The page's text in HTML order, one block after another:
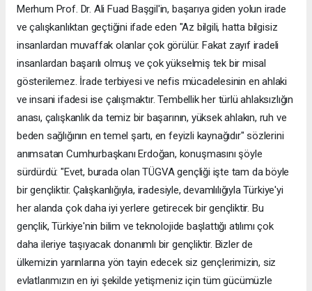
Merhum Prof. Dr. Ali Fuad Başgil'in, başarıya giden yolun irade
ve çalışkanlıktan geçtiğini ifade eden "Az bilgili, hatta bilgisiz
insanlardan muvaffak olanlar çok görülür. Fakat zayıf iradeli
insanlardan başarılı olmuş ve çok yükselmiş tek bir misal
gösterilemez. İrade terbiyesi ve nefis mücadelesinin en ahlaki
ve insani ifadesi ise çalışmaktır. Tembellik her türlü ahlaksızlığın
anası, çalışkanlık da temiz bir başarının, yüksek ahlakın, ruh ve
beden sağlığının en temel şartı, en feyizli kaynağıdır" sözlerini
anımsatan Cumhurbaşkanı Erdoğan, konuşmasını şöyle
sürdürdü: "Evet, burada olan TÜGVA gençliği işte tam da böyle
bir gençliktir. Çalışkanlığıyla, iradesiyle, devamlılığıyla Türkiye'yi
her alanda çok daha iyi yerlere getirecek bir gençliktir. Bu
gençlik, Türkiye'nin bilim ve teknolojide başlattığı atılımı çok
daha ileriye taşıyacak donanımlı bir gençliktir. Bizler de
ülkemizin yarınlarına yön tayin edecek siz gençlerimizin, siz
evlatlarımızın en iyi şekilde yetişmeniz için tüm gücümüzle